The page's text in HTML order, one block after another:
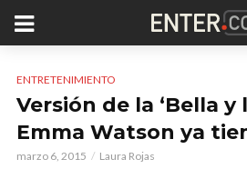
ENTRETENIMIENTO
Versión de la ‘Bella y
Emma Watson ya
marzo 6, 2015 Laura Rojas